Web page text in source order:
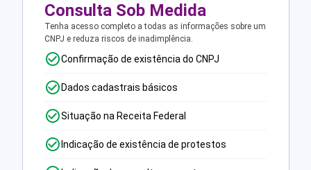
Consulta Sob Medida
Tenha acesso completo a todas as informações sobre um
CNPJ e reduza riscos de inadimplência.
Confirmação de existência do CNPJ
Dados cadastrais básicos
Situação na Receita Federal
Indicação de existência de protestos